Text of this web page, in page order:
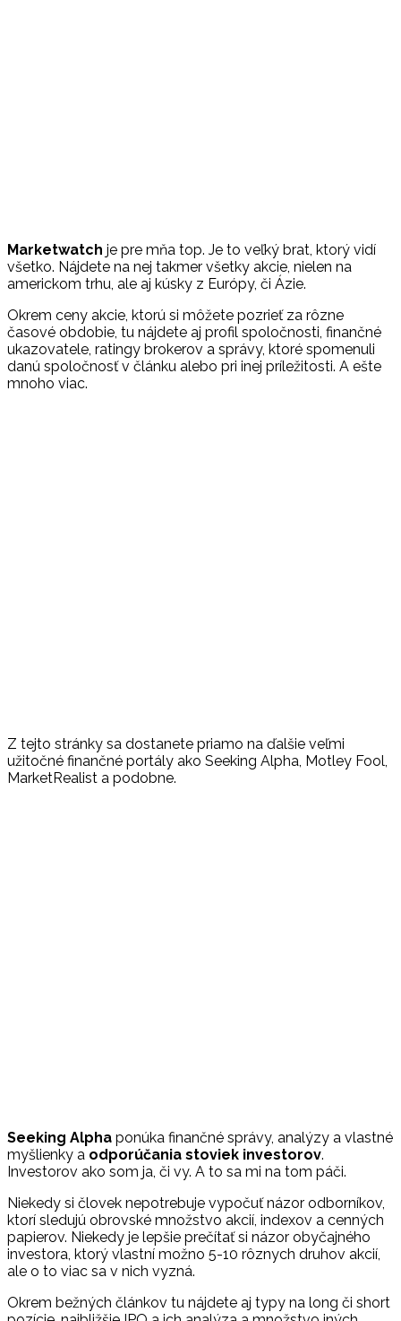
Marketwatch je pre mňa top. Je to veľký brat, ktorý vidí
všetko. Nájdete na nej takmer všetky akcie, nielen na
americkom trhu, ale aj kúsky z Európy, či Ázie.
Okrem ceny akcie, ktorú si môžete pozrieť za rôzne
časové obdobie, tu nájdete aj profil spoločnosti, finančné
ukazovatele, ratingy brokerov a správy, ktoré spomenuli
danú spoločnosť v článku alebo pri inej príležitosti. A ešte
mnoho viac.
Z tejto stránky sa dostanete priamo na ďalšie veľmi
užitočné finančné portály ako Seeking Alpha, Motley Fool,
MarketRealist a podobne.
Seeking Alpha ponúka finančné správy, analýzy a vlastné
myšlienky a odporúčania stoviek investorov.
Investorov ako som ja, či vy. A to sa mi na tom páči.
Niekedy si človek nepotrebuje vypočuť názor odborníkov,
ktorí sledujú obrovské množstvo akcií, indexov a cenných
papierov. Niekedy je lepšie prečítať si názor obyčajného
investora, ktorý vlastní možno 5-10 rôznych druhov akcií,
ale o to viac sa v nich vyzná.
Okrem bežných článkov tu nájdete aj typy na long či short